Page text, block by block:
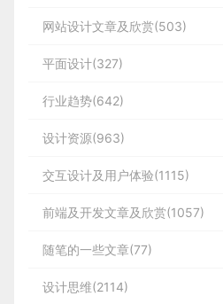
网站设计文章及欣赏(503)
平面设计(327)
行业趋势(642)
设计资源(963)
交互设计及用户体验(1115)
前端及开发文章及欣赏(1057)
随笔的一些文章(77)
设计思维(2114)